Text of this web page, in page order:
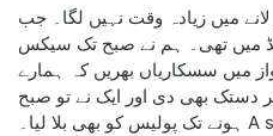
میں زیادہ وقت نہیں لگا۔ جب
میں تھی۔ ہم نے صبح تک سیکس
میں سسکاریاں بھریں کہ ہمارے
دستک بھی دی اور ایک نے تو صبح
ہونے تک پولیس کو بھی بلا لیا۔ A safe means to increase